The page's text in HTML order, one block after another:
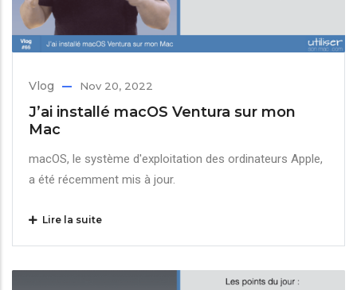
Vlog Nov 20, 2022
J’ai installé macOS Ventura sur mon
Mac
macOS, le système d'exploitation des ordinateurs Apple,
a été récemment mis à jour.
Lire la suite